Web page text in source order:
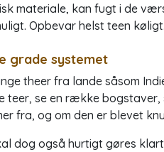
materiale, kan fugt i de
Opbevar helst teen køligt.
grade systemet
theer fra lande såsom
teer, se en række
fra, og om den er blevet
dog også hurtigt gøres